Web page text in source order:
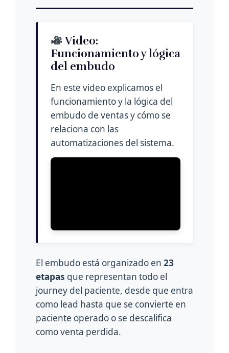
Video:
Funcionamiento y lógica
del embudo
En este video explicamos el
funcionamiento y la lógica del
embudo de ventas y cómo se
relaciona con las
automatizaciones del sistema.
El embudo está organizado en 23
etapas que representan todo el
journey del paciente, desde que entra
como lead hasta que se convierte en
paciente operado o se descalifica
como venta perdida.